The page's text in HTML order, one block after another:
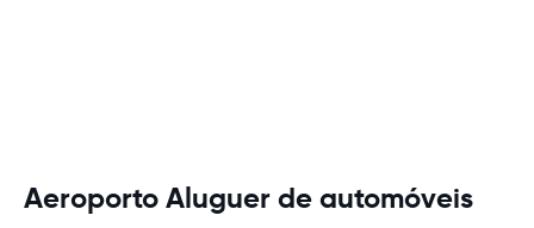
Aeroporto Aluguer de automóveis